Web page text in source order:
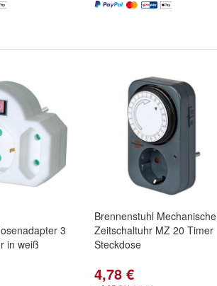
3
in weiß
Brennenstuhl Mechanische
Zeitschaltuhr MZ 20 Timer
Steckdose
4,78 €